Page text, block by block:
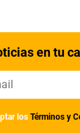
en tu
los Términos y